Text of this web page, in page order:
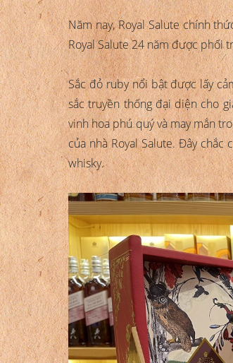
Năm nay, Royal Salute chính
Royal Salute 24 năm được phối
Sắc đỏ ruby nổi bật được lấy
sắc truyền thống đại diện cho
vinh hoa phú quý và may mắn
của nhà Royal Salute. Đây
whisky.